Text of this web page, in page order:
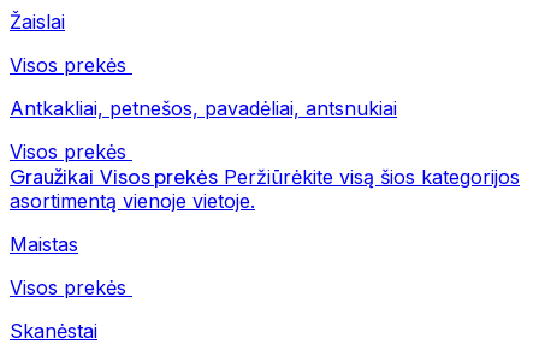
Žaislai
Visos prekės
Antkakliai, petnešos, pavadėliai, antsnukiai
Visos prekės
Graužikai Visos prekės Peržiūrėkite visą šios kategorijos
asortimentą vienoje vietoje.
Maistas
Visos prekės
Skanėstai